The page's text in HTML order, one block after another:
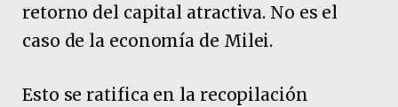
retorno del capital atractiva. No es el
caso de la economía de Milei.
Esto se ratifica en la recopilación